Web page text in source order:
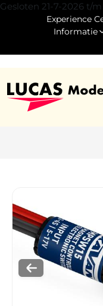
Gesloten 21-7-2026 t/
Experience
Informatie